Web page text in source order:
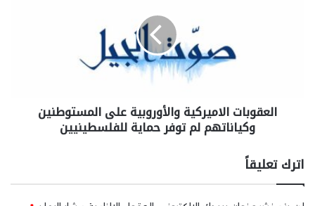
العقوبات الاميركية والأوروبية على المستوطنين
وكياناتهم لم توفر حماية للفلسطينيين
اترك تعليقاً